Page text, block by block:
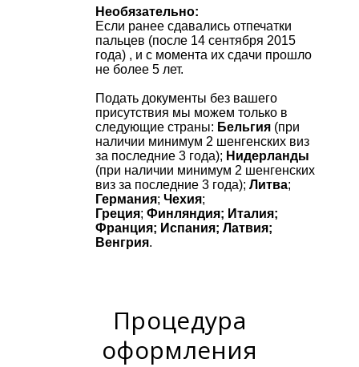
Необязательно:
Если ранее сдавались отпечатки
пальцев (после 14 сентября 2015
года) , и с момента их сдачи прошло
не более 5 лет.
Подать документы без вашего
присутствия мы можем только в
следующие страны: Бельгия (при
наличии минимум 2 шенгенских виз
за последние 3 года); Нидерланды
(при наличии минимум 2 шенгенских
виз за последние 3 года); Литва;
Германия; Чехия;
Греция; Финляндия; Италия;
Франция; Испания; Латвия;
Венгрия.
Процедура
оформления